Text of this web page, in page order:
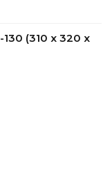
130 (310 x 320 x